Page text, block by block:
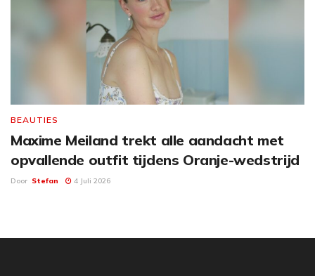
BEAUTIES
Maxime Meiland trekt alle aandacht met
opvallende outfit tijdens Oranje-wedstrijd
Door Stefan 4 Juli 2026